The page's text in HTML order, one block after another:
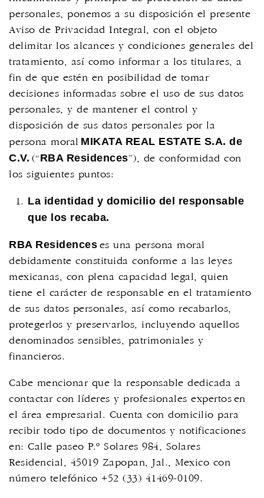
personales, ponemos a su disposición el presente
Aviso de Privacidad Integral, con el objeto
delimitar los alcances y condiciones generales del
tratamiento, así como informar a los titulares, a
fin de que estén en posibilidad de tomar
decisiones informadas sobre el uso de sus datos
personales, y de mantener el control y
disposición de sus datos personales por la
persona moral MIKATA REAL ESTATE S.A. de
C.V. (“RBA Residences”), de conformidad con
los siguientes puntos:
La identidad y domicilio del responsable
que los recaba.
RBA Residences es una persona moral
debidamente constituida conforme a las leyes
mexicanas, con plena capacidad legal, quien
tiene el carácter de responsable en el tratamiento
de sus datos personales, así como recabarlos,
protegerlos y preservarlos, incluyendo aquellos
denominados sensibles, patrimoniales y
financieros.
Cabe mencionar que la responsable dedicada a
contactar con líderes y profesionales expertos en
el área empresarial. Cuenta con domicilio para
recibir todo tipo de documentos y notificaciones
en: Calle paseo P.º Solares 984, Solares
Residencial, 45019 Zapopan, Jal., Mexico con
número telefónico +52 (33) 41469-0109.